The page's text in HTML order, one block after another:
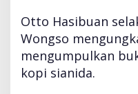
k
n
D
Otto Hasibuan
Wongso
mengumpulkan
kopi sianida.